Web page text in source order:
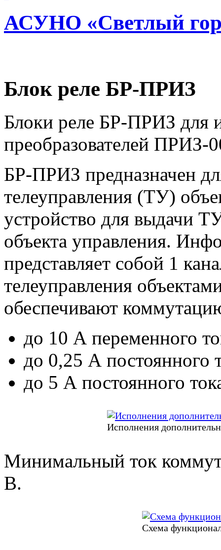
АСУНО «Светлый
Блок реле БР-ПРИЗ
Блоки реле БР-ПРИЗ для
преобразователей ПРИЗ-
БР-ПРИЗ предназначен
телеуправления (ТУ)
устройство для выдачи
объекта управления.
представляет собой 1
телеуправления
обеспечивают
до 10 А переменного
до 0,25 А постоянного
до 5 А постоянного
Исполнения
Минимальный ток
В.
Схема